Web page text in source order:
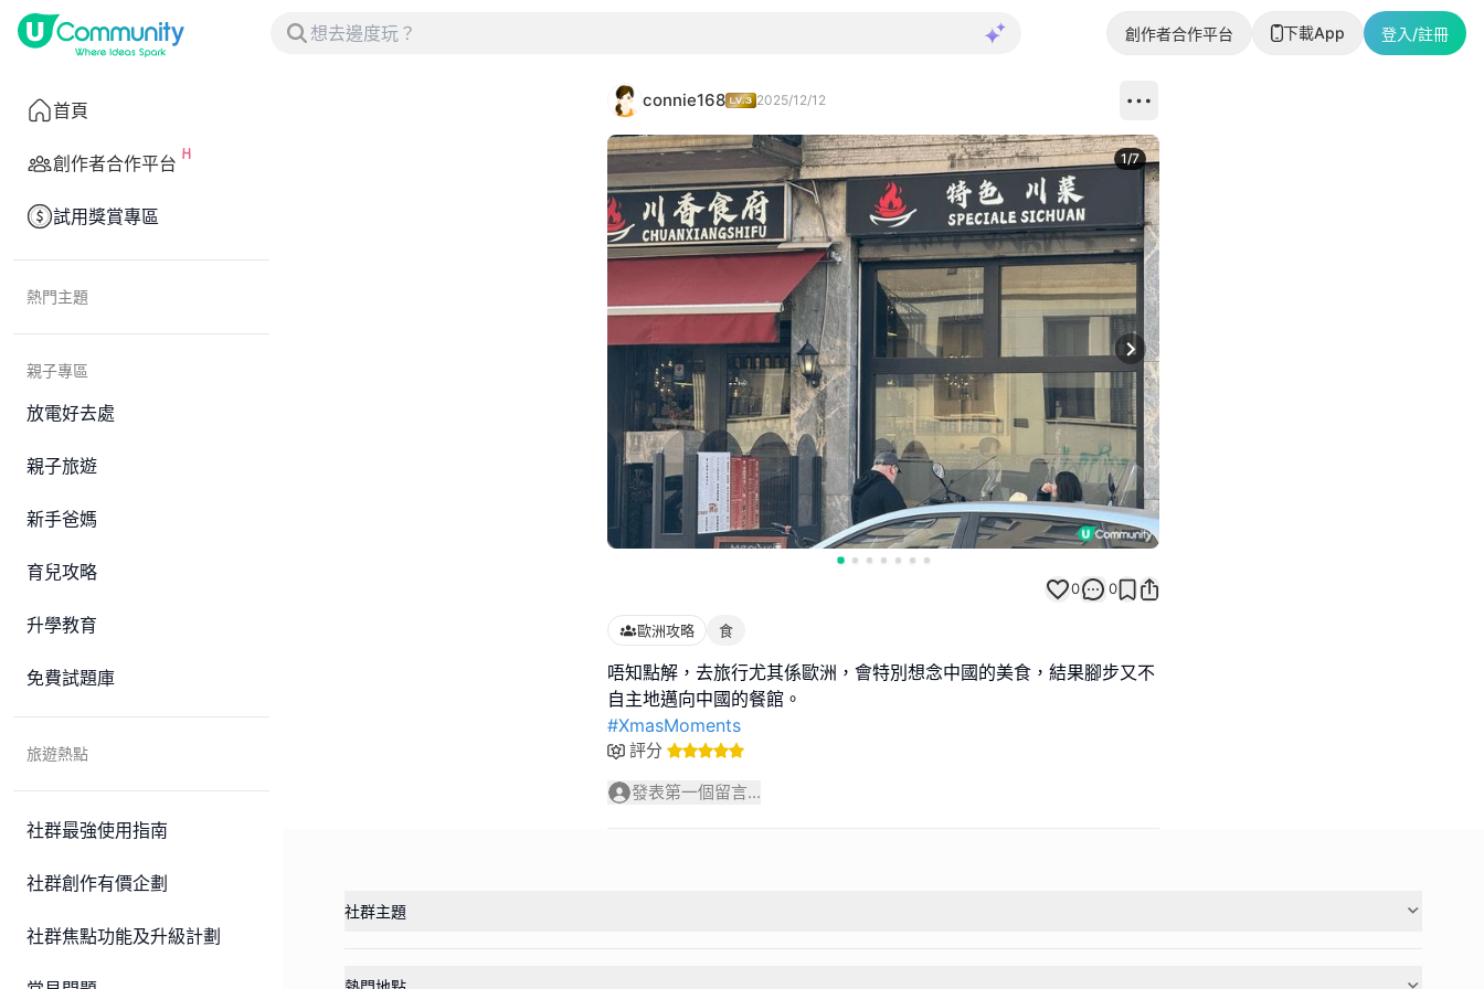
創作者合作平台 下載App 登入/註冊
首頁
創作者合作平台
試用獎賞專區
熱門主題
親子專區
放電好去處
親子旅遊
新手爸媽
育兒攻略
升學教育
免費試題庫
旅遊熱點
社群最強使用指南
社群創作有價企劃
社群焦點功能及升級計劃
connie168 2025/12/12
Next slide
1/7
0 0
歐洲攻略 食
唔知點解，去旅行尤其係歐洲，會特別想念中國的美食，結果腳步又不
#XmasMoments
評分
發表第一個留言...
社群主題